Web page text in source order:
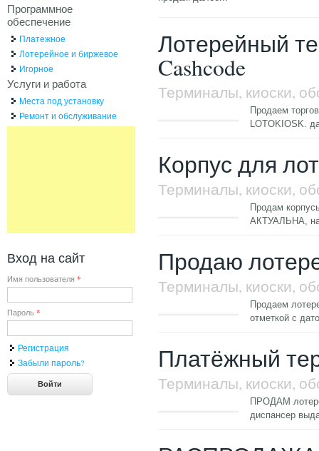
Лотерейный
Cashcode
Терминалы, киоски,
Продаем
LOTOKIOSK.
Корпус для
Терминалы, киоски,
Продам
АКТУАЛЬНА,
Продаю
Терминалы, киоски,
Продаем
отметкой с
Платёжный
Терминалы, киоски,
ПРОДАМ
диспансер
Программное
обеспечение
Платежное
Лотерейное и биржевое
Игорное
Услуги и работа
Места под установку
Ремонт и обслуживание
Вход на сайт
Имя пользователя *
Пароль *
Регистрация
Забыли пароль?